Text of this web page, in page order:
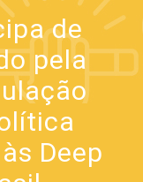
de
pela
Deep